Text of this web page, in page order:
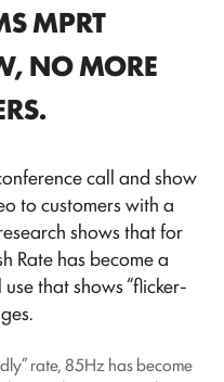
MPRT
NO MORE
call and show
to customers with a
shows that for
Rate has become a
that shows “flicker-
rate, 85Hz has become